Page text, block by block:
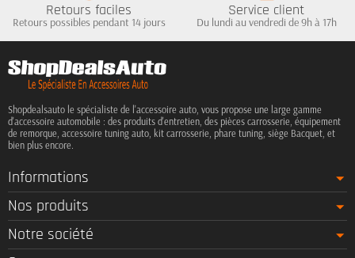
Retours faciles
Retours possibles pendant 14 jours
Service client
Du lundi au vendredi de 9h à 17h
Shopdealsauto le spécialiste de l'accessoire auto, vous propose une large gamme
d'accessoire automobile : des produits d'entretien, des pièces carrosserie, équipement
de remorque, accessoire tuning auto, kit carrosserie, phare tuning, siège Bacquet, et
bien plus encore.
Informations
Nos produits
Notre société